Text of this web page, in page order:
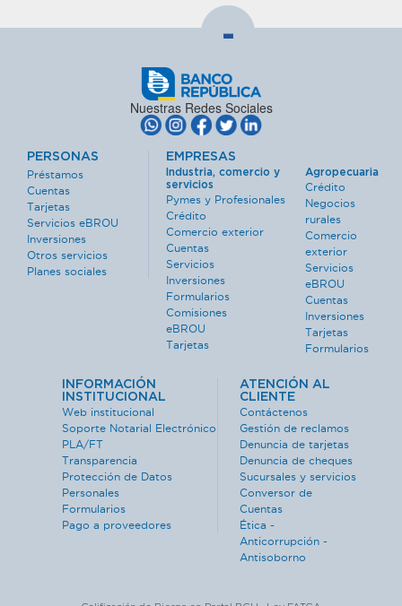
-
Nuestras Redes Sociales
PERSONAS
Préstamos
Cuentas
Tarjetas
Servicios eBROU
Inversiones
Otros servicios
Planes sociales
EMPRESAS
Industria, comercio y
servicios
Pymes y Profesionales
Crédito
Comercio exterior
Cuentas
Servicios
Inversiones
Formularios
Comisiones
eBROU
Tarjetas
Agropecuaria
Crédito
Negocios
rurales
Comercio
exterior
Servicios
eBROU
Cuentas
Inversiones
Tarjetas
Formularios
INFORMACIÓN
INSTITUCIONAL
Web institucional
Soporte Notarial Electrónico
PLA/FT
Transparencia
Protección de Datos
Personales
Formularios
Pago a proveedores
ATENCIÓN AL
CLIENTE
Contáctenos
Gestión de reclamos
Denuncia de tarjetas
Denuncia de cheques
Sucursales y servicios
Conversor de
Cuentas
Ética -
Anticorrupción -
Antisoborno